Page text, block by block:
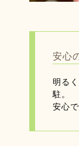
安心
明る
駐。
安心